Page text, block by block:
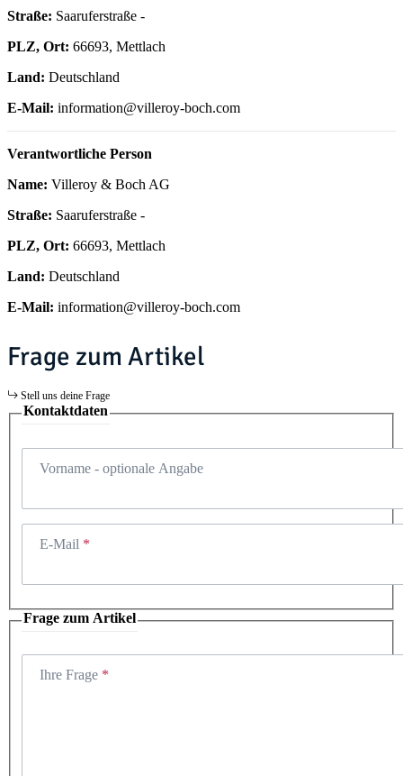
Straße: Saaruferstraße -
PLZ, Ort: 66693, Mettlach
Land: Deutschland
E-Mail: information@villeroy-boch.com
Verantwortliche Person
Name: Villeroy & Boch AG
Straße: Saaruferstraße -
PLZ, Ort: 66693, Mettlach
Land: Deutschland
E-Mail: information@villeroy-boch.com
Frage zum Artikel
Stell uns deine Frage
Kontaktdaten
Vorname - optionale Angabe
E-Mail
Frage zum Artikel
Ihre Frage